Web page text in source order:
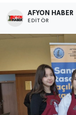
AFYON HABER
EDITÖR
Etkinlikler